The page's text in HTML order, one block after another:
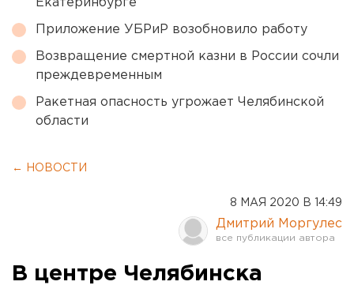
Екатеринбурге
Приложение УБРиР возобновило работу
Возвращение смертной казни в России сочли
преждевременным
Ракетная опасность угрожает Челябинской
области
← НОВОСТИ
8 МАЯ 2020 В 14:49
Дмитрий Моргулес
В центре Челябинска